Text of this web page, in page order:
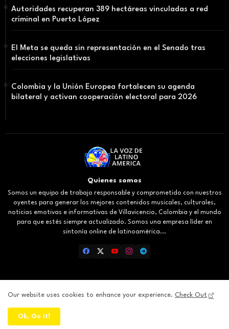
Autoridades recuperan 389 hectáreas vinculadas a red
criminal en Puerto López
El Meta se queda sin representación en el Senado tras
elecciones legislativas
Colombia y la Unión Europea fortalecen su agenda
bilateral y activan cooperación electoral para 2026
Quienes somos
Somos un equipo de trabajo responsable y comprometido con nuestros
oyentes para generar los mejores contenidos musicales, culturales,
noticias emotivas e informativas de Villavicencio, Colombia y el mundo
para que estés siempre actualizado. Somos una empresa líder en
sintonía online de latinoamérica...
Inicio About Contact us Privacy Policy
Our website uses cookies to enhance your experience. Check Out
Ok, Go it!